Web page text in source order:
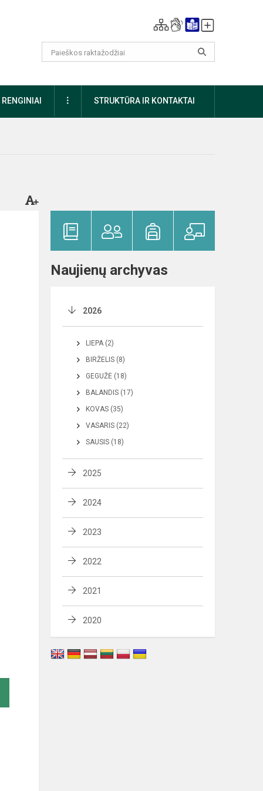
RENGINIAI DAUGIAUSTRUKTŪRA IR KONTAKTAI
Naujienų archyvas
2026
LIEPA (2)
BIRŽELIS (8)
GEGUŽĖ (18)
BALANDIS (17)
KOVAS (35)
VASARIS (22)
SAUSIS (18)
2025
2024
2023
2022
2021
2020